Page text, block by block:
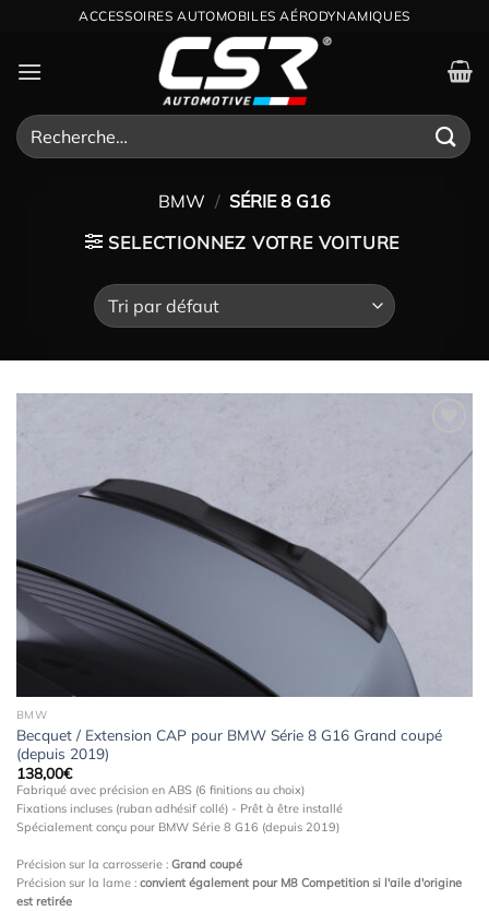
contenu
ACCESSOIRES AUTOMOBILES AÉRODYNAMIQUES
Recherche
pour :
BMW / SÉRIE 8 G16
SELECTIONNEZ VOTRE VOITURE
Ajouter
à la
wishlist
BMW
Becquet / Extension CAP pour BMW Série 8 G16 Grand coupé
(depuis 2019)
138,00€
Fabriqué avec précision en ABS (6 finitions au choix)
Fixations incluses (ruban adhésif collé) - Prêt à être installé
Spécialement conçu pour BMW Série 8 G16 (depuis 2019)
Précision sur la carrosserie : Grand coupé
Précision sur la lame : convient également pour M8 Competition si l'aile d'origine
est retirée